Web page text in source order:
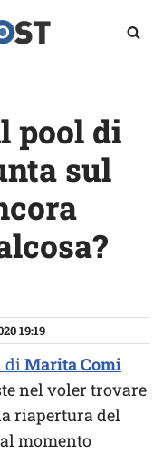
pool di
sul
19:19
diMarita Comi
nel voler trovare
riapertura del
momento